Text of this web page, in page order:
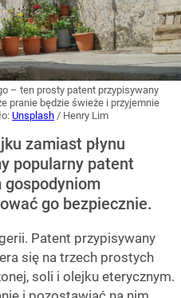
– ten prosty patent przypisywany
pranie będzie świeże i przyjemnie
Unsplash / Henry Lim
zamiast płynu
popularny patent
go bezpiecznie.
Patent przypisywany
się na trzech prostych
soli i olejku eterycznym.